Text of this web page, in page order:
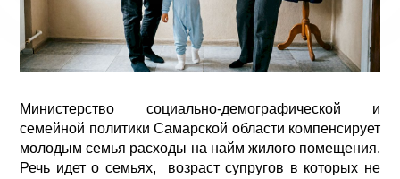
Министерство социально-демографической и
семейной политики Самарской области компенсирует
молодым семья расходы на найм жилого помещения.
Речь идет о семьях, возраст супругов в которых не